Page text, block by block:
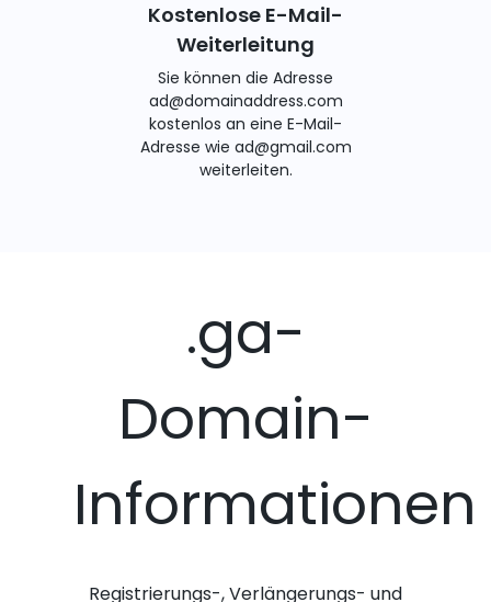
Kostenlose E-Mail-
Weiterleitung
Sie können die Adresse
ad@domainaddress.com
kostenlos an eine E-Mail-
Adresse wie ad@gmail.com
weiterleiten.
.ga-
Domain-
Informationen
Registrierungs-, Verlängerungs- und